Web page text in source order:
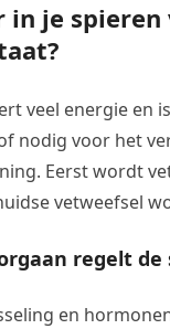
in je
veel energie en
nodig voor het
Eerst wordt
vetweefsel
regelt de
en